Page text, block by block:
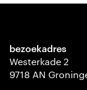
bezoekadres
Westerkade 2
9718 AN